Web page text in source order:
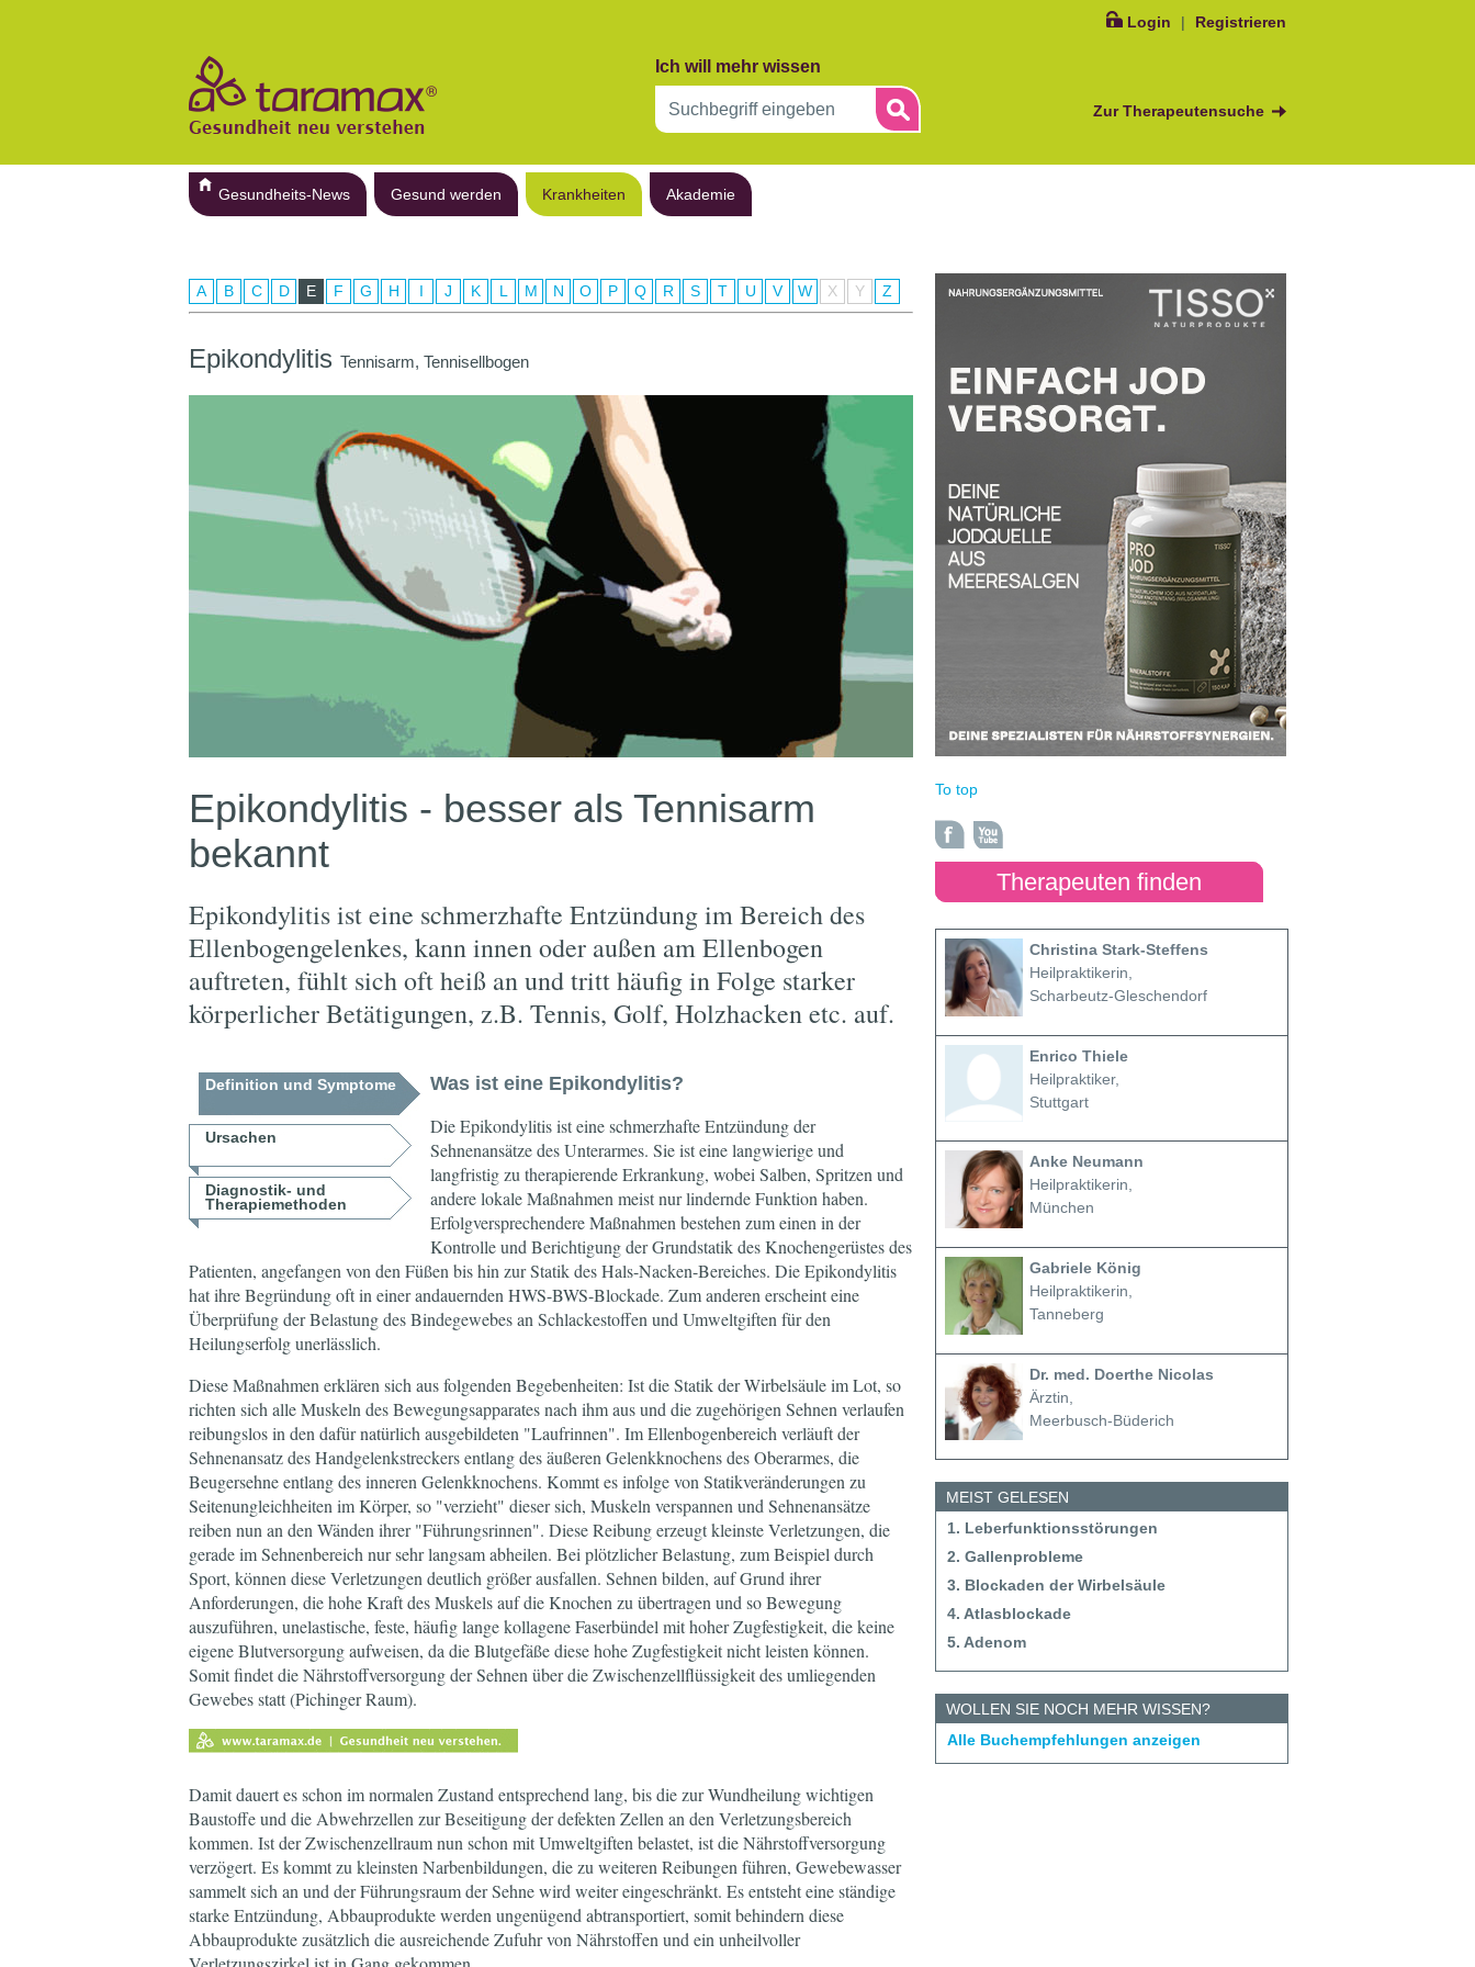
Login | Registrieren
Ich will mehr wissen
Zur Therapeutensuche
Gesundheits-News Gesund werden Krankheiten Akademie
A B C D E F G H I J K L M N O P Q R S T U V W X Y Z
Epikondylitis Tennisarm, Tennisellbogen
Epikondylitis - besser als Tennisarm
bekannt
Epikondylitis ist eine schmerzhafte Entzündung im Bereich des
Ellenbogengelenkes, kann innen oder außen am Ellenbogen
auftreten, fühlt sich oft heiß an und tritt häufig in Folge starker
körperlicher Betätigungen, z.B. Tennis, Golf, Holzhacken etc. auf.
Definition und Symptome
Ursachen
Diagnostik- und
Therapiemethoden
Was ist eine Epikondylitis?
Die Epikondylitis ist eine schmerzhafte Entzündung der
Sehnenansätze des Unterarmes. Sie ist eine langwierige und
langfristig zu therapierende Erkrankung, wobei Salben, Spritzen und
andere lokale Maßnahmen meist nur lindernde Funktion haben.
Erfolgversprechendere Maßnahmen bestehen zum einen in der
Kontrolle und Berichtigung der Grundstatik des Knochengerüstes des
Patienten, angefangen von den Füßen bis hin zur Statik des Hals-Nacken-Bereiches. Die Epikondylitis
hat ihre Begründung oft in einer andauernden HWS-BWS-Blockade. Zum anderen erscheint eine
Überprüfung der Belastung des Bindegewebes an Schlackestoffen und Umweltgiften für den
Heilungserfolg unerlässlich.
Diese Maßnahmen erklären sich aus folgenden Begebenheiten: Ist die Statik der Wirbelsäule im Lot, so
richten sich alle Muskeln des Bewegungsapparates nach ihm aus und die zugehörigen Sehnen verlaufen
reibungslos in den dafür natürlich ausgebildeten "Laufrinnen". Im Ellenbogenbereich verläuft der
Sehnenansatz des Handgelenkstreckers entlang des äußeren Gelenkknochens des Oberarmes, die
Beugersehne entlang des inneren Gelenkknochens. Kommt es infolge von Statikveränderungen zu
Seitenungleichheiten im Körper, so "verzieht" dieser sich, Muskeln verspannen und Sehnenansätze
reiben nun an den Wänden ihrer "Führungsrinnen". Diese Reibung erzeugt kleinste Verletzungen, die
gerade im Sehnenbereich nur sehr langsam abheilen. Bei plötzlicher Belastung, zum Beispiel durch
Sport, können diese Verletzungen deutlich größer ausfallen. Sehnen bilden, auf Grund ihrer
Anforderungen, die hohe Kraft des Muskels auf die Knochen zu übertragen und so Bewegung
auszuführen, unelastische, feste, häufig lange kollagene Faserbündel mit hoher Zugfestigkeit, die keine
eigene Blutversorgung aufweisen, da die Blutgefäße diese hohe Zugfestigkeit nicht leisten können.
Somit findet die Nährstoffversorgung der Sehnen über die Zwischenzellflüssigkeit des umliegenden
Gewebes statt (Pichinger Raum).
Damit dauert es schon im normalen Zustand entsprechend lang, bis die zur Wundheilung wichtigen
Baustoffe und die Abwehrzellen zur Beseitigung der defekten Zellen an den Verletzungsbereich
kommen. Ist der Zwischenzellraum nun schon mit Umweltgiften belastet, ist die Nährstoffversorgung
verzögert. Es kommt zu kleinsten Narbenbildungen, die zu weiteren Reibungen führen, Gewebewasser
sammelt sich an und der Führungsraum der Sehne wird weiter eingeschränkt. Es entsteht eine ständige
starke Entzündung, Abbauprodukte werden ungenügend abtransportiert, somit behindern diese
Abbauprodukte zusätzlich die ausreichende Zufuhr von Nährstoffen und ein unheilvoller
To top
Therapeuten finden
Christina Stark-Steffens
Heilpraktikerin,
Scharbeutz-Gleschendorf
Enrico Thiele
Heilpraktiker,
Stuttgart
Anke Neumann
Heilpraktikerin,
München
Gabriele König
Heilpraktikerin,
Tanneberg
Dr. med. Doerthe Nicolas
Ärztin,
Meerbusch-Büderich
MEIST GELESEN
1. Leberfunktionsstörungen
2. Gallenprobleme
3. Blockaden der Wirbelsäule
4. Atlasblockade
5. Adenom
WOLLEN SIE NOCH MEHR WISSEN?
Alle Buchempfehlungen anzeigen